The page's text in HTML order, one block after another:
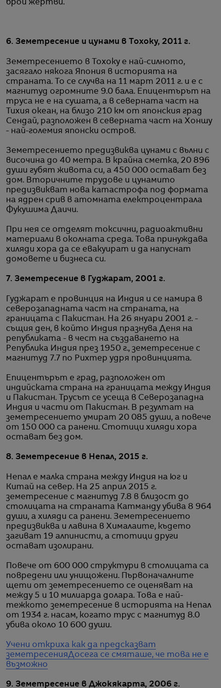
брой жертви.
6. Земетресение и цунами в Тохоку, 2011 г.
Земетресението в Тохоку е най-силното,
засягало някога Япония в историята на
страната. То се случва на 11 март 2011 г. и е с
магнитуд огромните 9.0 бала. Епицентърът на
труса не е на сушата, а в северната част на
Тихия океан, на близо 210 км от японския град
Сендай, разположен в северната част на Хоншу
- най-големия японски остров.
Земетресението предизвиква цунами с вълни с
височина до 40 метра. В крайна сметка, 20 896
души губят живота си, а 450 000 остават без
дом. Вторичните трудове и цунамито
предизвикват нова катастрофа под формата
на ядрен срив в атомната електроцентрала
Фукушима Даичи.
При нея се отделят токсични, радиоактивни
материали в околната среда. Това принуждава
хиляди хора да се евакуират и да напуснат
домовете и бизнеса си.
7. Земетресение в Гуджарат, 2001 г.
Гуджарат е провинция на Индия и се намира в
северозападната част на страната, на
границата с Пакистан. На 26 януари 2001 г. -
същия ден, в който Индия празнува Деня на
републиката - в чест на създаването на
Република Индия през 1950 г., земетресение с
магнитуд 7.7 по Рихтер удря провинцията.
Епицентърът е град, разположен от
индийската страна на границата между Индия
и Пакистан. Трусът се усеща в Северозападна
Индия и части от Пакистан. В резултат на
земетресението умират 20 085 души, а повече
от 150 000 са ранени. Стотици хиляди хора
остават без дом.
8. Земетресение в Непал, 2015 г.
Непал е малка страна между Индия на юг и
Китай на север. На 25 април 2015 г.
земетресение с магнитуд 7.8 в близост до
столицата на страната Катманду убива 8 964
души, а хиляди са ранени. Земетресението
предизвиква и лавина в Хималаите, където
загиват 19 алпинисти, а стотици други
остават изолирани.
Повече от 600 000 структури в столицата са
повредени или унищожени. Първоначалните
щети от земетресението се оценяват на
между 5 и 10 милиарда долара. Това е най-
тежкото земетресение в историята на Непал
от 1934 г. насам, когато трус с магнитуд 8.0
убива около 10 600 души.
Учени откриха как да предсказват
земетресенияДосега се смяташе, че това не е
възможно
9. Земетресение в Джокякарта, 2006 г.